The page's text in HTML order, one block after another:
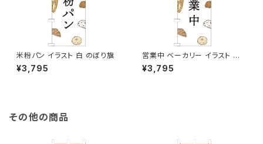
米粉パン イラスト 白 のぼり旗
¥3,795
営業中 ベーカリー イラスト 白
のぼり旗
¥3,795
その他の商品